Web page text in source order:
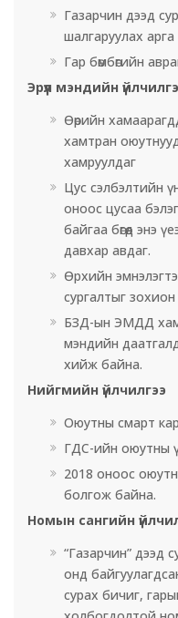
Газарчин дээд
шалгаруулах
Гар бөмбөгийн
Эрүүл мэндийн
Өөрийн
хамтран
хамруулдаг
Цус сэлбэлтийн
оноос цусаа
байгаа бөгөөд энэ
давхар авдаг.
Өрхийн
сургалтыг
БЗД-ын ЭМДД
мэндийн
хийж байна.
Нийгмийн үйлчилгээ
Оюутны смарт
ГДС-ийн оюутны
2018 оноос
болгож байна.
Номын сангийн
“Газарчин” дээд
онд
сурах бичиг,